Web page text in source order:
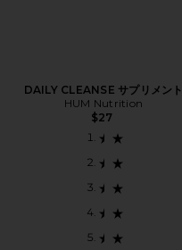
DAILY CLEANSE サプリメント
HUM Nutrition
$27